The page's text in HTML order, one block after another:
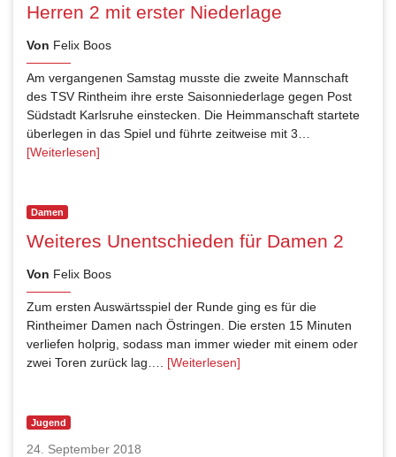
Herren 2 mit erster Niederlage
Von Felix Boos
Am vergangenen Samstag musste die zweite Mannschaft
des TSV Rintheim ihre erste Saisonniederlage gegen Post
Südstadt Karlsruhe einstecken. Die Heimmanschaft startete
überlegen in das Spiel und führte zeitweise mit 3…
[Weiterlesen]
Damen
Weiteres Unentschieden für Damen 2
Von Felix Boos
Zum ersten Auswärtsspiel der Runde ging es für die
Rintheimer Damen nach Östringen. Die ersten 15 Minuten
verliefen holprig, sodass man immer wieder mit einem oder
zwei Toren zurück lag…. [Weiterlesen]
Jugend
24. September 2018